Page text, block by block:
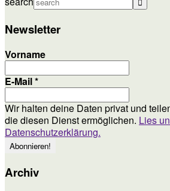
Newsletter
Vorname
E-Mail*
Wir halten deine Daten privat und
die diesen Dienst ermöglichen. Lies
Datenschutzerklärung.
Archiv